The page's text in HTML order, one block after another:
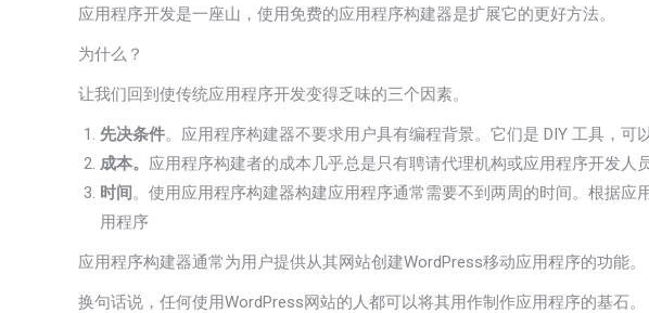
应用程序开发是一座山，使用免费的应用程序构建器是扩展它的更好方法。
为什么？
让我们回到使传统应用程序开发变得乏味的三个因素。
先决条件。应用程序构建器不要求用户具有编程背景。它们是 DIY 工具，可
成本。 应用程序构建者的成本几乎总是只有聘请代理机构或应用程序开发人
时间。使用应用程序构建器构建应用程序通常需要不到两周的时间。根据
用程序
应用程序构建器通常为用户提供从其网站创建WordPress移动应用程序的功能。
换句话说，任何使用WordPress网站的人都可以将其用作制作应用程序的基石。